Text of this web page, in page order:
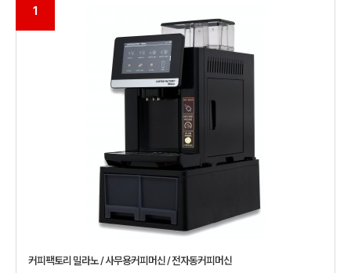
1
커피팩토리 밀라노 / 사무용커피머신 / 전자동커피머신